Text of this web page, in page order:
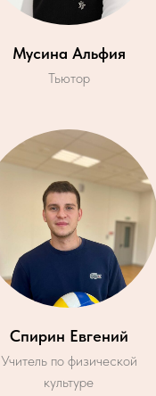
Мусина Альфия
Тьютор
Спирин Евгений
Учитель по физической
культуре